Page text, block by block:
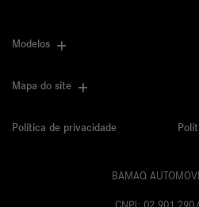
Modelos
Mapa do site
Política de privacidade
BAMAQ